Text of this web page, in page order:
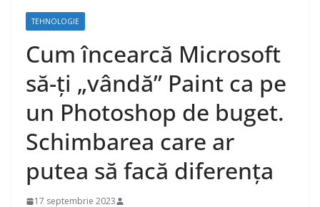
TEHNOLOGIE
Cum încearcă Microsoft
să-ți „vândă” Paint ca pe
un Photoshop de buget.
Schimbarea care ar
putea să facă diferența
17 septembrie 2023